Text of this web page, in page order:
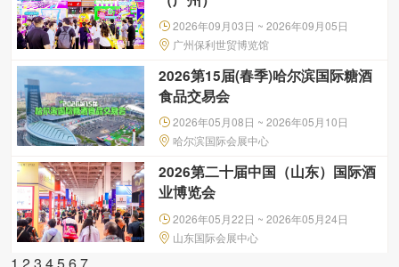
2026年09月03日 ~ 2026年09月05日
广州保利世贸博览馆
2026第15届(春季)哈尔滨国际糖酒
食品交易会
2026年05月08日 ~ 2026年05月10日
哈尔滨国际会展中心
2026第二十届中国（山东）国际酒
业博览会
2026年05月22日 ~ 2026年05月24日
山东国际会展中心
1 2 3 4567